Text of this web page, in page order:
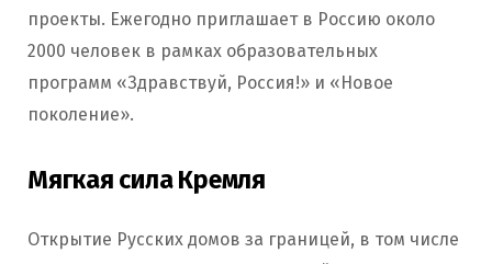
проекты. Ежегодно приглашает в Россию около
2000 человек в рамках образовательных
программ «Здравствуй, Россия!» и «Новое
поколение».
Мягкая сила Кремля
Открытие Русских домов за границей, в том числе